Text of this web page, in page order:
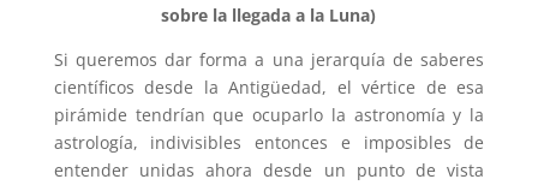
sobre la llegada a la Luna)
Si queremos dar forma a una jerarquía de saberes
científicos desde la Antigüedad, el vértice de esa
pirámide tendrían que ocuparlo la astronomía y la
astrología, indivisibles entonces e imposibles de
entender unidas ahora desde un punto de vista